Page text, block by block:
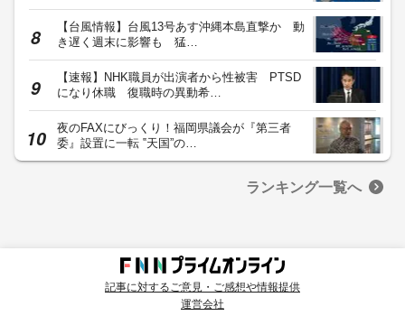
【台風情報】台風13号あす沖縄本島直撃か 動
き遅く週末に影響も 猛…
【速報】NHK職員が出演者から性被害 PTSD
になり休職 復職時の異動希…
夜のFAXにびっくり！福岡県議会が『第三者
委』設置に一転 ‟天国”の…
ランキング一覧へ
記事に対するご意見・ご感想や情報提供
運営会社